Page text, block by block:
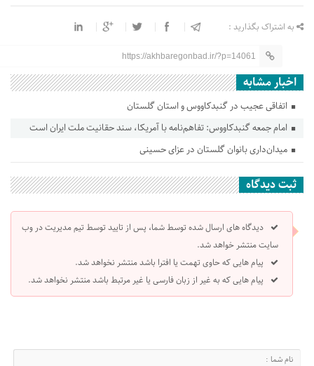
به اشتراک بگذارید :
https://akhbaregonbad.ir/?p=14061
اخبار مشابه
اتفاقی عجیب در‌ گنبدکاووس و استان گلستان
امام جمعه گنبدکاووس: تفاهم‌نامه با آمریکا، سند حقانیت ملت ایران است
میدان‌داری بانوان گلستان در عزای حسینی
ثبت دیدگاه
دیدگاه های ارسال شده توسط شما، پس از تایید توسط تیم مدیریت در وب
سایت منتشر خواهد شد.
پیام هایی که حاوی تهمت یا افترا باشد منتشر نخواهد شد.
پیام هایی که به غیر از زبان فارسی یا غیر مرتبط باشد منتشر نخواهد شد.